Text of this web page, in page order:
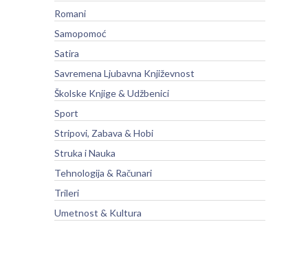
Romani
Samopomoć
Satira
Savremena Ljubavna Književnost
Školske Knjige & Udžbenici
Sport
Stripovi, Zabava & Hobi
Struka i Nauka
Tehnologija & Računari
Trileri
Umetnost & Kultura